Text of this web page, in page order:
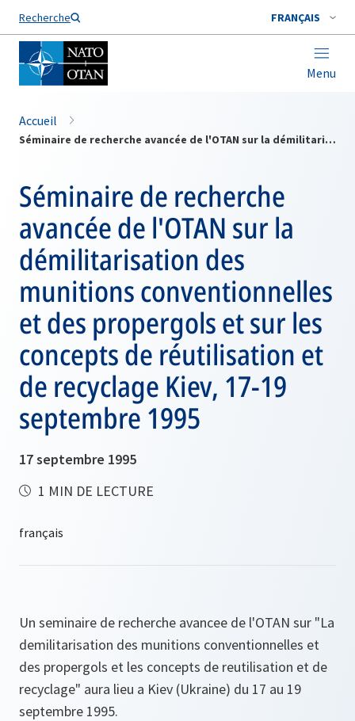
Recherche FRANÇAIS
Menu
Nom de famille*
Accueil
Séminaire de recherche avancée de l'OTAN sur la démilitarisation des munitions conventionnelles et des propergols et sur les concepts de réutilisation et de recyclage Kiev, 17-19 septembre 1995
Séminaire de recherche
avancée de l'OTAN sur la
démilitarisation des
munitions conventionnelles
et des propergols et sur les
concepts de réutilisation et
de recyclage Kiev, 17-19
septembre 1995
17 septembre 1995
1 MIN DE LECTURE
Un seminaire de recherche avancee de l'OTAN sur "La
demilitarisation des munitions conventionnelles et
des propergols et les concepts de reutilisation et de
recyclage" aura lieu a Kiev (Ukraine) du 17 au 19
septembre 1995.